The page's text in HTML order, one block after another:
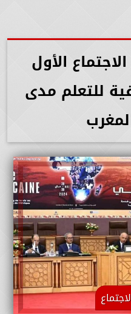
الأول
للتعلم مدى